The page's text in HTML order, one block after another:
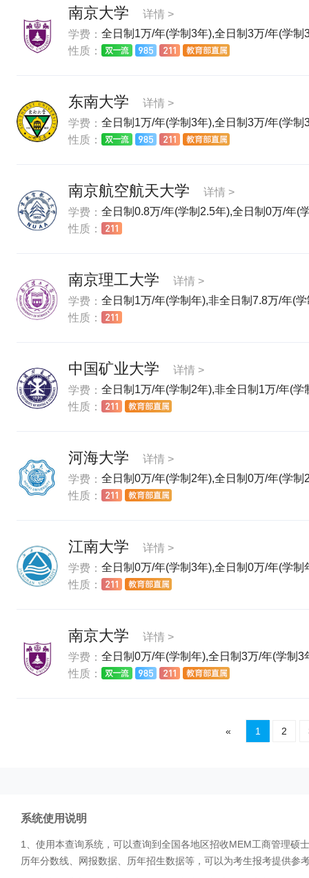
南京大学
详情 >
学费： 全日制1万/年(学制3年),全日制3万/年(学
性质：
东南大学
详情 >
学费： 全日制1万/年(学制3年),全日制3万/年(学制
性质：
南京航空航天大学
详情 >
学费： 全日制0.8万/年(学制2.5年),全日制0万/年(
性质：
南京理工大学
详情 >
学费： 全日制1万/年(学制年),非全日制7.8万/年(
性质：
中国矿业大学
详情 >
学费： 全日制1万/年(学制2年),非全日制1万/年(
性质：
河海大学
详情 >
学费： 全日制0万/年(学制2年),全日制0万/年(学
性质：
江南大学
详情 >
学费： 全日制0万/年(学制3年),全日制0万/年(学
性质：
南京大学
详情 >
学费： 全日制0万/年(学制年),全日制3万/年(学制
性质：
« 1 2
系统使用说明
1、使用本查询系统，可以查询到全国各地区招收MEM工商管理硕
历年分数线、网报数据、历年招生数据等，可以为考生报考提供参